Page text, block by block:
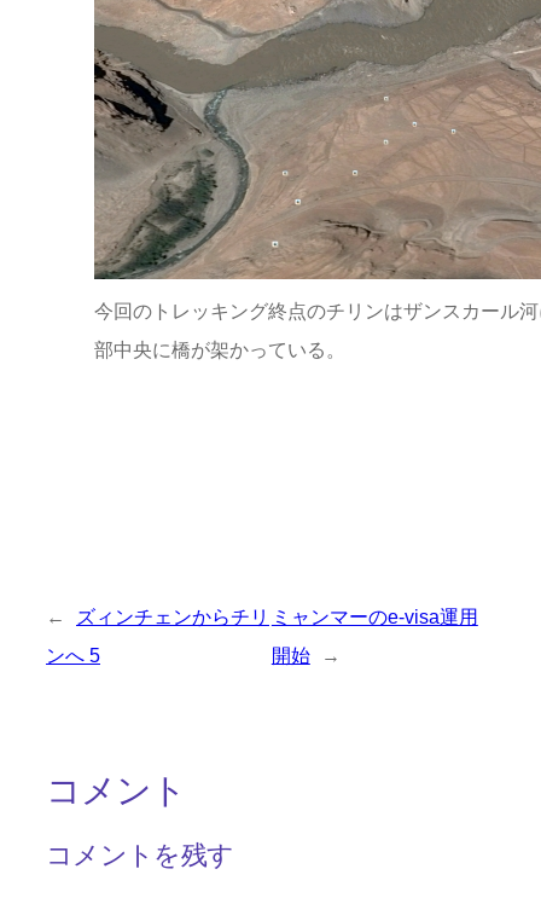
今回のトレッキング終点のチリンはザンスカール
部中央に橋が架かっている。
←
ズィンチェンからチリ
ンへ 5
ミャンマーのe-visa運用
開始
→
コメント
コメントを残す